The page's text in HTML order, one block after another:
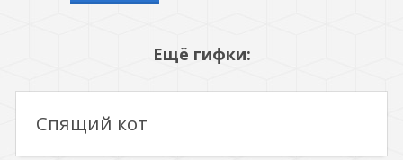
Ещё гифки:
Спящий кот